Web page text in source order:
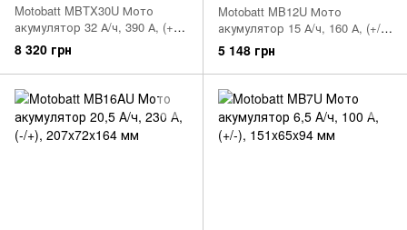
Motobatt MBTX30U Мото
акумулятор 32 А/ч, 390 А, (+/-)
(-/+), 166х126х175 мм
8 320 грн
Motobatt MB12U Мото
акумулятор 15 А/ч, 160 А, (+/-)
(-/+), 135x80x161 мм
5 148 грн